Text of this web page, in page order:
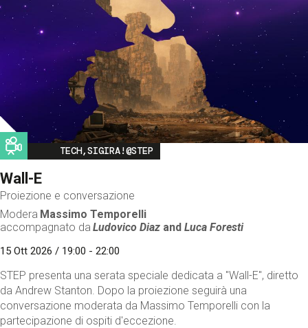
Image
TECH,SIGIRA!@STEP
Wall-E
Proiezione e conversazione
Modera Massimo Temporelli
accompagnato da Ludovico Diaz andLuca Foresti
15 Ott 2026 / 19:00 - 22:00
STEP presenta una serata speciale dedicata a "Wall-E", diretto
da Andrew Stanton. Dopo la proiezione seguirà una
conversazione moderata da Massimo Temporelli con la
partecipazione di ospiti d'eccezione.